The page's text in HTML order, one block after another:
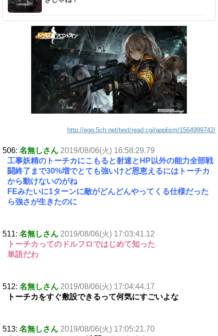
http://egg.5ch.net/test/read.cgi/applism/1564999742/
506: 名無しさん 2019/08/06(火) 16:58:29.79
工事妖精のトーチカにこもると射速とHP以外の能力全部戦
闘終了まで30%増でとても強いけど恩恵えるにはトーチカ
から動けないのがね
FEみたいに1ターンに敵がどんどんやってくる仕様だった
ら強さが生きたのに
511: 名無しさん 2019/08/06(火) 17:03:41.12
トーチカってのドルフロではじめて知った
単語だわ
512: 名無しさん 2019/08/06(火) 17:04:44.17
トーチカをすぐ敷設できるって何気にすごいよな
513: 名無しさん 2019/08/06(火) 17:05:21.70